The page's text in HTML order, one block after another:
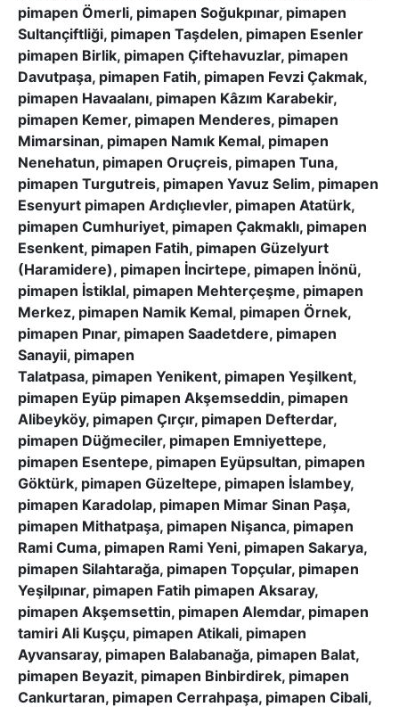
pimapen Ömerli, pimapen Soğukpınar, pimapen
Sultançiftliği, pimapen Taşdelen, pimapen Esenler
pimapen Birlik, pimapen Çiftehavuzlar, pimapen
Davutpaşa, pimapen Fatih, pimapen Fevzi Çakmak,
pimapen Havaalanı, pimapen Kâzım Karabekir,
pimapen Kemer, pimapen Menderes, pimapen
Mimarsinan, pimapen Namık Kemal, pimapen
Nenehatun, pimapen Oruçreis, pimapen Tuna,
pimapen Turgutreis, pimapen Yavuz Selim, pimapen
Esenyurt pimapen Ardıçlıevler, pimapen Atatürk,
pimapen Cumhuriyet, pimapen Çakmaklı, pimapen
Esenkent, pimapen Fatih, pimapen Güzelyurt
(Haramidere), pimapen İncirtepe, pimapen İnönü,
pimapen İstiklal, pimapen Mehterçeşme, pimapen
Merkez, pimapen Namik Kemal, pimapen Örnek,
pimapen Pınar, pimapen Saadetdere, pimapen
Sanayii, pimapen
Talatpasa, pimapen Yenikent, pimapen Yeşilkent,
pimapen Eyüp pimapen Akşemseddin, pimapen
Alibeyköy, pimapen Çırçır, pimapen Defterdar,
pimapen Düğmeciler, pimapen Emniyettepe,
pimapen Esentepe, pimapen Eyüpsultan, pimapen
Göktürk, pimapen Güzeltepe, pimapen İslambey,
pimapen Karadolap, pimapen Mimar Sinan Paşa,
pimapen Mithatpaşa, pimapen Nişanca, pimapen
Rami Cuma, pimapen Rami Yeni, pimapen Sakarya,
pimapen Silahtarağa, pimapen Topçular, pimapen
Yeşilpınar, pimapen Fatih pimapen Aksaray,
pimapen Akşemsettin, pimapen Alemdar, pimapen
tamiri Ali Kuşçu, pimapen Atikali, pimapen
Ayvansaray, pimapen Balabanağa, pimapen Balat,
pimapen Beyazit, pimapen Binbirdirek, pimapen
Cankurtaran, pimapen Cerrahpaşa, pimapen Cibali,